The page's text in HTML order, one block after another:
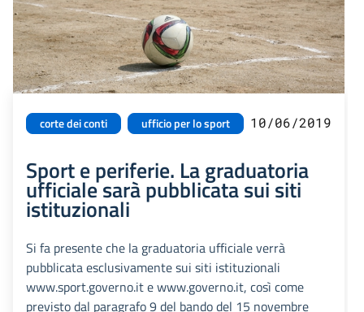
corte dei conti ufficio per lo sport 10/06/2019
Sport e periferie. La graduatoria
ufficiale sarà pubblicata sui siti
istituzionali
Si fa presente che la graduatoria ufficiale verrà
pubblicata esclusivamente sui siti istituzionali
www.sport.governo.it e www.governo.it, così come
previsto dal paragrafo 9 del bando del 15 novembre